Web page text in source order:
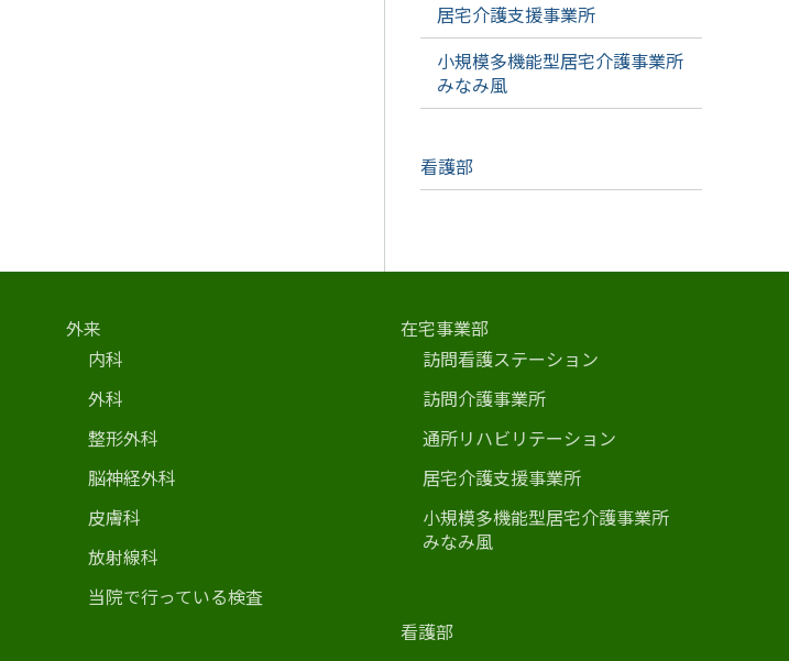
居宅介護支援事業所
小規模多機能型居宅介護事業所
みなみ風
看護部
外来
内科
外科
整形外科
脳神経外科
皮膚科
放射線科
当院で行っている検査
在宅事業部
訪問看護ステーション
訪問介護事業所
通所リハビリテーション
居宅介護支援事業所
小規模多機能型居宅介護事業所
みなみ風
看護部